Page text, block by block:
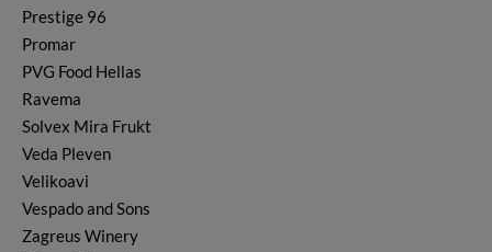
Prestige 96
Promar
PVG Food Hellas
Ravema
Solvex Mira Frukt
Veda Pleven
Velikoavi
Vespado and Sons
Zagreus Winery